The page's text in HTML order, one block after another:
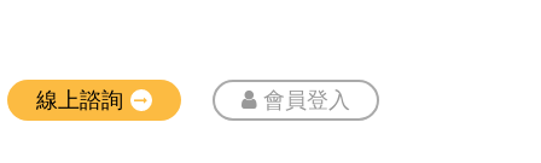
線上諮詢 會員登入